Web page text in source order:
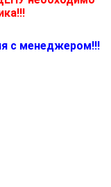
с менеджером!!!